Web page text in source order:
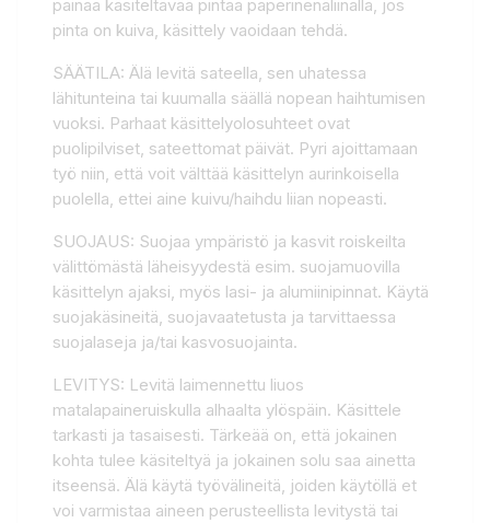
painaa käsiteltävää pintaa paperinenäliinalla, jos
pinta on kuiva, käsittely vaoidaan tehdä.
SÄÄTILA: Älä levitä sateella, sen uhatessa
lähitunteina tai kuumalla säällä nopean haihtumisen
vuoksi. Parhaat käsittelyolosuhteet ovat
puolipilviset, sateettomat päivät. Pyri ajoittamaan
työ niin, että voit välttää käsittelyn aurinkoisella
puolella, ettei aine kuivu/haihdu liian nopeasti.
SUOJAUS: Suojaa ympäristö ja kasvit roiskeilta
välittömästä läheisyydestä esim. suojamuovilla
käsittelyn ajaksi, myös lasi- ja alumiinipinnat. Käytä
suojakäsineitä, suojavaatetusta ja tarvittaessa
suojalaseja ja/tai kasvosuojainta.
LEVITYS: Levitä laimennettu liuos
matalapaineruiskulla alhaalta ylöspäin. Käsittele
tarkasti ja tasaisesti. Tärkeää on, että jokainen
kohta tulee käsiteltyä ja jokainen solu saa ainetta
itseensä. Älä käytä työvälineitä, joiden käytöllä et
voi varmistaa aineen perusteellista levitystä tai